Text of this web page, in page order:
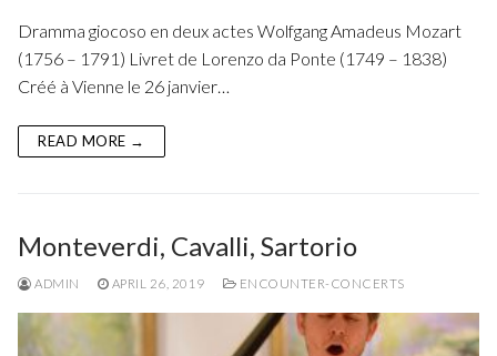
Fuoco Jazz
CDs
Videos
Gallery
Outreach
Support us
Contact
Dramma giocoso en deux actes Wolfgang Amadeus Mozart
(1756 – 1791) Livret de Lorenzo da Ponte (1749 – 1838)
Créé à Vienne le 26 janvier…
READ MORE →
Monteverdi, Cavalli, Sartorio
ADMIN APRIL 26, 2019 ENCOUNTER-CONCERTS